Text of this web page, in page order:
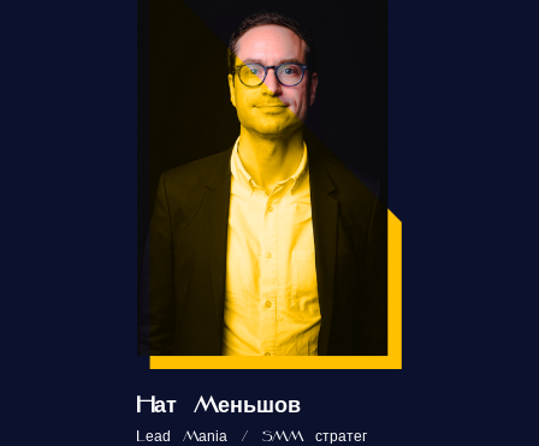
Нат Меньшов
Lead Mania / SMM стратег